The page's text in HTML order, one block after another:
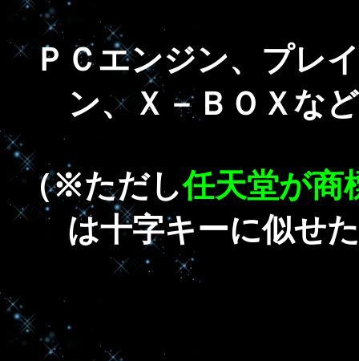
ＰＣエンジン、プレ
ン、Ｘ－ＢＯＸな
（※ただし任天堂が商
は十字キーに似せ